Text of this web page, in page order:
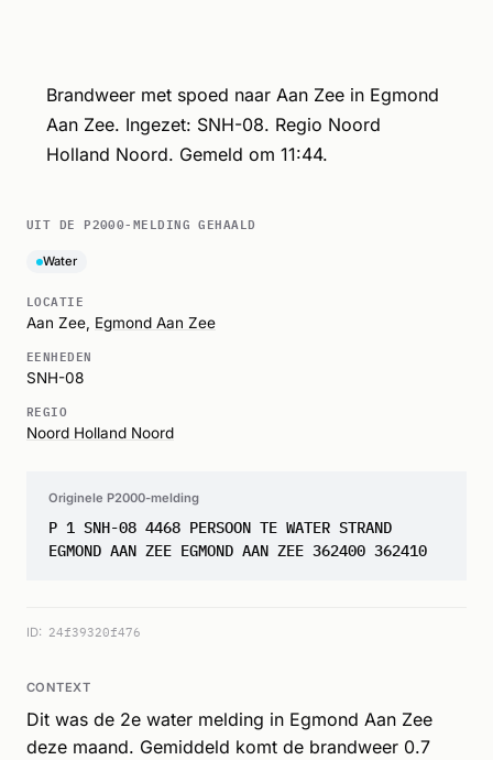
Brandweer met spoed naar Aan Zee in Egmond
Aan Zee. Ingezet: SNH-08. Regio Noord
Holland Noord. Gemeld om 11:44.
UIT DE P2000-MELDING GEHAALD
Water
LOCATIE
Aan Zee, Egmond Aan Zee
EENHEDEN
SNH-08
REGIO
Noord Holland Noord
Originele P2000-melding
P 1 SNH-08 4468 PERSOON TE WATER STRAND
EGMOND AAN ZEE EGMOND AAN ZEE 362400 362410
ID: 24f39320f476
CONTEXT
Dit was de 2e water melding in Egmond Aan Zee
deze maand. Gemiddeld komt de brandweer 0.7